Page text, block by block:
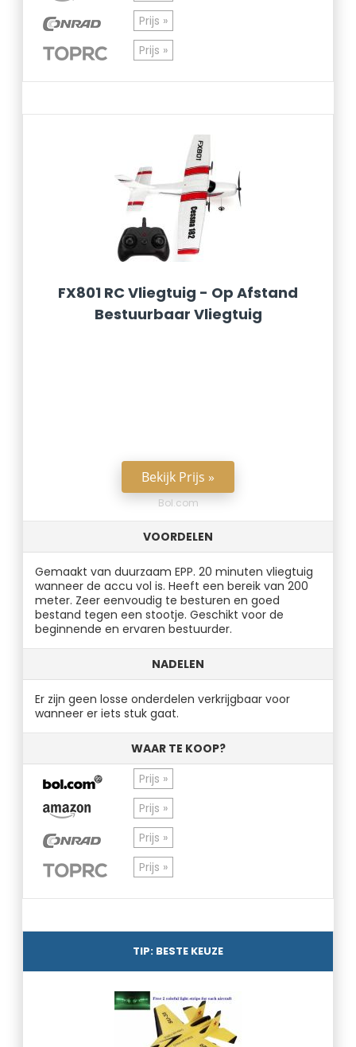
Prijs »
Prijs »
FX801 RC Vliegtuig - Op Afstand
Bestuurbaar Vliegtuig
Bekijk Prijs »
Bol.com
VOORDELEN
Gemaakt van duurzaam EPP. 20 minuten vliegtuig
wanneer de accu vol is. Heeft een bereik van 200
meter. Zeer eenvoudig te besturen en goed
bestand tegen een stootje. Geschikt voor de
beginnende en ervaren bestuurder.
NADELEN
Er zijn geen losse onderdelen verkrijgbaar voor
wanneer er iets stuk gaat.
WAAR TE KOOP?
Prijs »
Prijs »
Prijs »
Prijs »
TIP: BESTE KEUZE